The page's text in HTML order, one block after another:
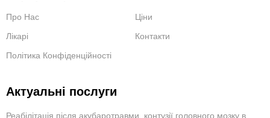
Про Нас
Ціни
Лікарі
Контакти
Політика Конфіденційності
Актуальні послуги
Реабілітація після акубаротравми, контузії головного мозку в